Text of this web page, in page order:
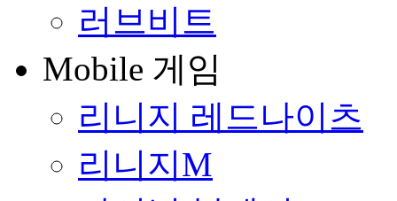
러브비트
Mobile 게임
리니지 레드나이츠
리니지M